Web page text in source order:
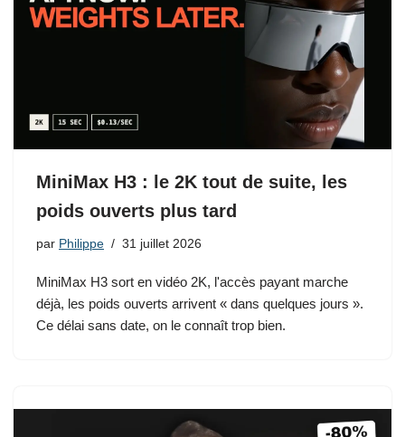
MiniMax H3 : le 2K tout de suite, les
poids ouverts plus tard
par Philippe 31 juillet 2026
MiniMax H3 sort en vidéo 2K, l'accès payant marche
déjà, les poids ouverts arrivent « dans quelques jours ».
Ce délai sans date, on le connaît trop bien.